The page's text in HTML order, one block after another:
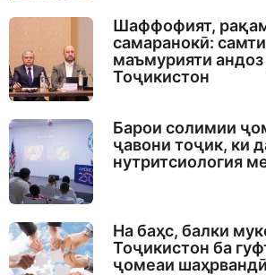
Шаффофият,
самаранокӣ:
маъмурияти
Тоҷикистон
Барои солимии
ҷавони тоҷик, ки
нутритсиология
На баҳс, балки
Тоҷикистон ба
ҷомеаи